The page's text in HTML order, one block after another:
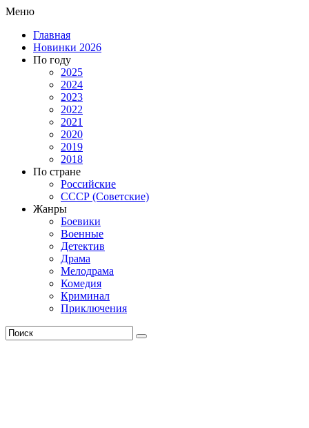
Меню
Главная
Новинки 2026
По году
2025
2024
2023
2022
2021
2020
2019
2018
По стране
Российские
СССР (Советские)
Жанры
Боевики
Военные
Детектив
Драма
Мелодрама
Комедия
Криминал
Приключения